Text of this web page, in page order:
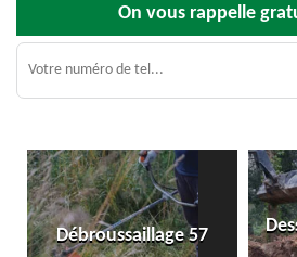
On vous rappelle
Débroussaillage 57